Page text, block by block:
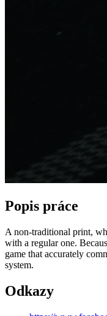
Popis práce
A non-traditional print,
with a regular one.
game that accurately
system.
Odkazy